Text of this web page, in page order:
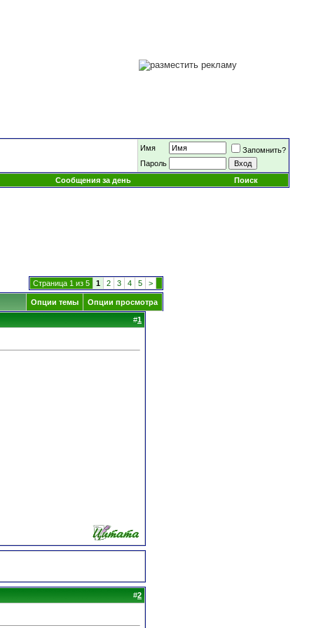
Имя
Запомнить?
Пароль
Сообщения за день
Поиск
Страница 1 из 5 1 2 3 4 5 >
Опции темы Опции просмотра
#1
#2